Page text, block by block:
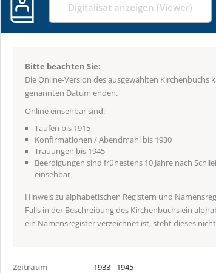
Digitalisat anzeigen (Viewer)
Bitte beachten Sie:
Die Online-Version des ausgewählten Kirchenbuchs
genannten Datum enden.
Online einsehbar sind:
Taufen bis 1915
Konfirmationen / Abendmahl bis 1930
Trauungen bis 1945
Beerdigungen sind frühestens 10 Jahre nach
einsehbar
Hinweis zu alphabetischen Registern und
Falls in der Beschreibung des Kirchenbuchs ein
ein Namensregister verzeichnet ist, steht dieses
Zeitraum 1933 - 1945